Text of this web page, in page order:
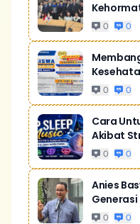
0 0
0 0
Cara
Akibat
0 0
Anies
Generasi
0 0